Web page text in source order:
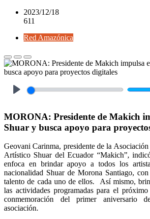
2023/12/18
611
Red Amazónica
MORONA: Presidente de Makich
Shuar y busca apoyo para
Geovani Carinma, presidente de la
Artístico Shuar del Ecuador “Makich”,
enfoca en brindar apoyo a todos los
nacionalidad Shuar de Morona Santiago,
talento de cada uno de ellos. Así mismo,
las actividades programadas para el
conmemoración del primer aniversario
asociación.